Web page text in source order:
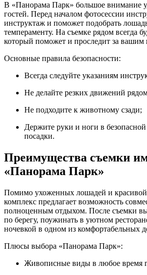
В «Панорама Парк» большое внимание
гостей. Перед началом фотосессии
инструктаж и поможет подобрать
темпераменту. На съемке рядом всегда
который поможет и проследит за вашим
Основные правила безопасности:
Всегда следуйте указаниям
Не делайте резких движений
Не подходите к животному сзади;
Держите руки и ноги в
посадки.
Преимущества съемки
«Панорама Парк»
Помимо ухоженных лошадей и красивой
комплекс предлагает возможность
полноценным отдыхом. После съемки
по берегу, поужинать в уютном
ночевкой в одном из комфортабельных
Плюсы выбора «Панорама Парк»:
Живописные виды в любое время